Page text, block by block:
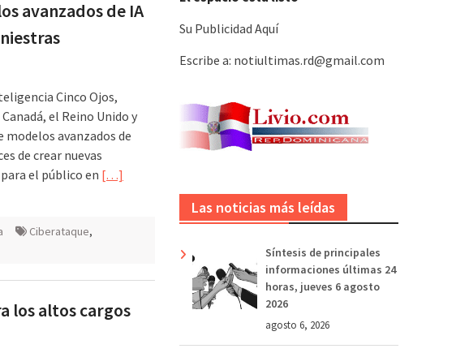
avanzados de IA
Cinco Ojos,
el Reino Unido y
modelos avanzados de
de crear nuevas
el público en […]
Ciberataque,
los altos cargos
Su Publicidad Aquí
Escribe a: notiultimas.rd@gmail.com
Las noticias más leídas
Síntesis de principales
informaciones últimas 24
horas, jueves 6 agosto
2026
agosto 6, 2026